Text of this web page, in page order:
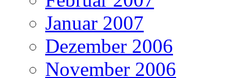
Januar 2007
Dezember 2006
November 2006